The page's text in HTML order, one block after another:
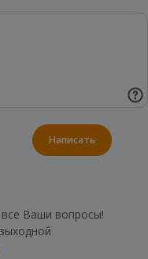
Написать
Ваши вопросы!